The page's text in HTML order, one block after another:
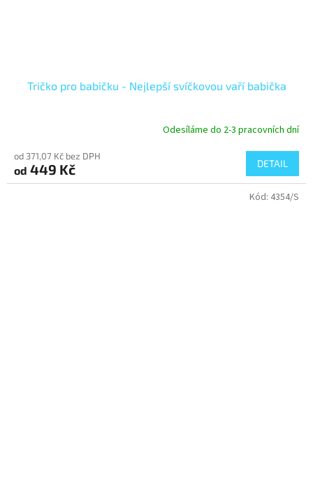
Tričko pro babičku - Nejlepší svíčkovou vaří babička
Odesíláme do 2-3 pracovních dní
od 371,07 Kč bez DPH
od 449 Kč DETAIL
Kód: 4354/S